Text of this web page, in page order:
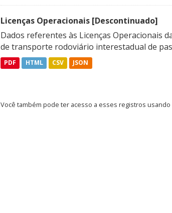
Licenças Operacionais [Descontinuado]
Dados referentes às Licenças Operacionais
de transporte rodoviário interestadual de
PDF HTML CSV JSON
Você também pode ter acesso a esses registros usando